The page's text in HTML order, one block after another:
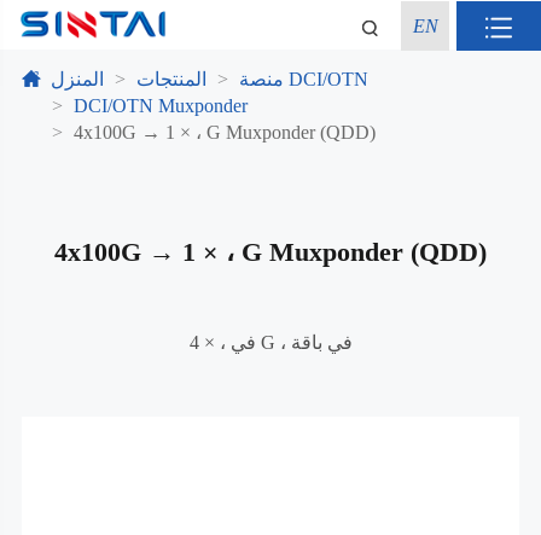
EN
المنزل المنتجات
منصة DCI/OTN
DCI/OTN Muxponder
4x100G → 1 × ، G Muxponder (QDD)
4x100G → 1 × ، G Muxponder (QDD)
4 × ، في G ، في باقة